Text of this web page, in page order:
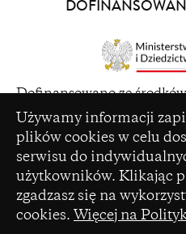
Ustawienia plików cookie
Używamy informacji
plików cookies w celu
serwisu do
użytkowników. Klikając
zgadzasz się na
cookies. Więcej na
a
new
window)
Dofinansowano ze
Dziedzictwa Narodowego
Promocji Kultury –
(opens